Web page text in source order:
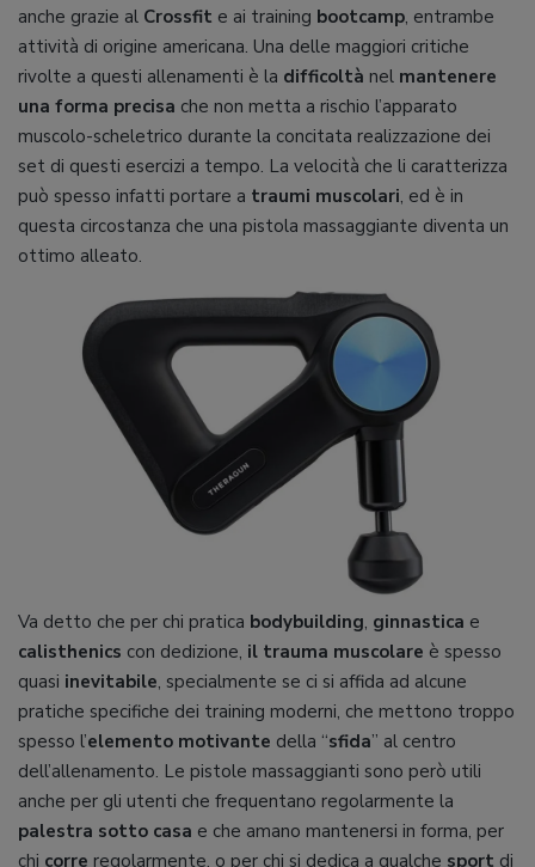
anche grazie al Crossfit e ai training bootcamp, entrambe
attività di origine americana. Una delle maggiori critiche
rivolte a questi allenamenti è la difficoltà nel mantenere
una forma precisa che non metta a rischio l’apparato
muscolo-scheletrico durante la concitata realizzazione dei
set di questi esercizi a tempo. La velocità che li caratterizza
può spesso infatti portare a traumi muscolari, ed è in
questa circostanza che una pistola massaggiante diventa un
ottimo alleato.
Va detto che per chi pratica bodybuilding, ginnastica e
calisthenics con dedizione, il trauma muscolare è spesso
quasi inevitabile, specialmente se ci si affida ad alcune
pratiche specifiche dei training moderni, che mettono troppo
spesso l’elemento motivante della “sfida” al centro
dell’allenamento. Le pistole massaggianti sono però utili
anche per gli utenti che frequentano regolarmente la
palestra sotto casa e che amano mantenersi in forma, per
chi corre regolarmente, o per chi si dedica a qualche sport di